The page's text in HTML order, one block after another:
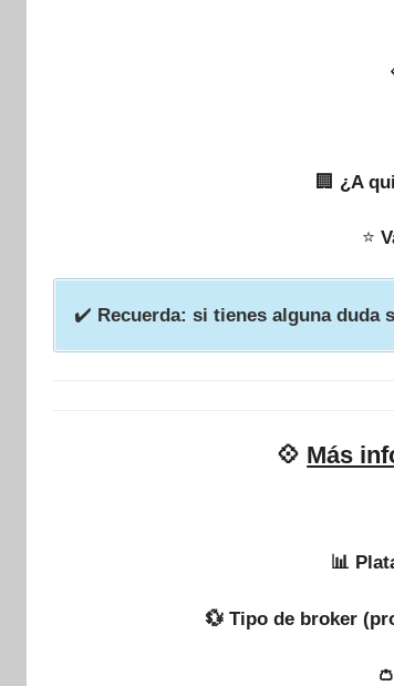
🏢 ¿A
⭐
✔️ Recuerda: si tienes alguna
💠 Más
📊
💱 Tipo de broker